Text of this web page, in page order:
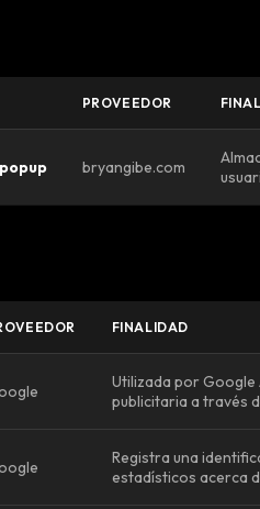
PROVEEDOR
bryangibe.com
FINALIDAD
Utilizada por Google
publicitaria a través
Registra una
estadísticos acerca